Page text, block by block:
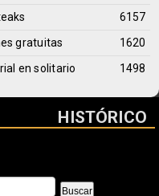
6157
gratuitas
1620
en solitario
1498
HISTÓRICO